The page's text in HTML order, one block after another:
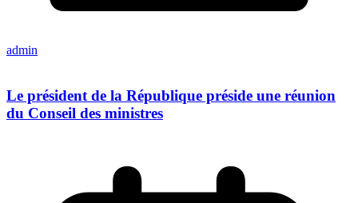
admin
Le président de la République préside une réunion
du Conseil des ministres